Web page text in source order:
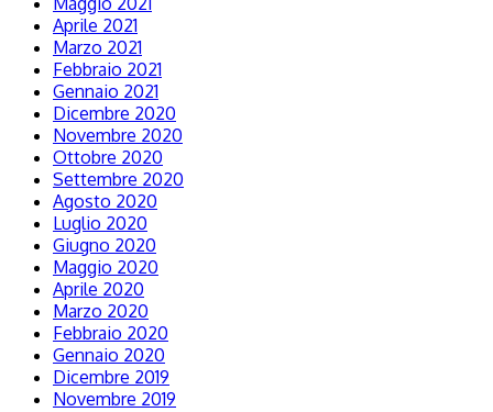
Aprile 2021
Marzo 2021
Febbraio 2021
Gennaio 2021
Dicembre 2020
Novembre 2020
Ottobre 2020
Settembre 2020
Agosto 2020
Luglio 2020
Giugno 2020
Maggio 2020
Aprile 2020
Marzo 2020
Febbraio 2020
Gennaio 2020
Dicembre 2019
Novembre 2019